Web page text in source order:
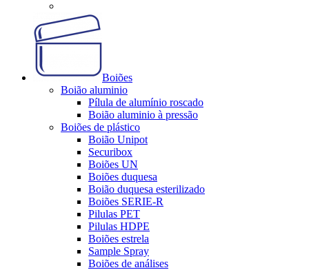
Boiões
Boião aluminio
Pílula de alumínio roscado
Boião aluminio à pressão
Boiões de plástico
Boião Unipot
Securibox
Boiões UN
Boiões duquesa
Boião duquesa esterilizado
Boiões SERIE-R
Pilulas PET
Pilulas HDPE
Boiões estrela
Sample Spray
Boiões de análises